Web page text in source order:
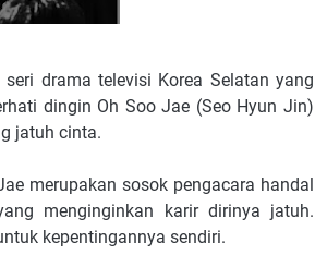
drama televisi Korea Selatan yang
dingin Oh Soo Jae (Seo Hyun Jin)
jatuh cinta.
merupakan sosok pengacara handal
menginginkan karir dirinya jatuh.
kepentingannya sendiri.